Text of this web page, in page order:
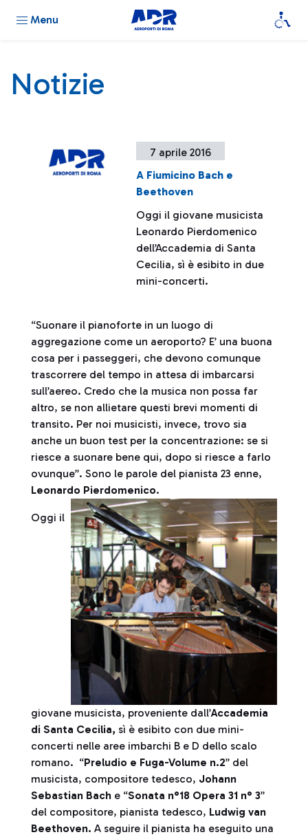
Menu
Notizie
7 aprile 2016
A Fiumicino Bach e
Beethoven
Oggi il giovane musicista
Leonardo Pierdomenico
dell’Accademia di Santa
Cecilia, sì è esibito in due
mini-concerti.
“Suonare il pianoforte in un luogo di
aggregazione come un aeroporto? E’ una buona
cosa per i passeggeri, che devono comunque
trascorrere del tempo in attesa di imbarcarsi
sull’aereo. Credo che la musica non possa far
altro, se non allietare questi brevi momenti di
transito. Per noi musicisti, invece, trovo sia
anche un buon test per la concentrazione: se si
riesce a suonare bene qui, dopo si riesce a farlo
ovunque”. Sono le parole del pianista 23 enne,
Leonardo Pierdomenico.
Oggi il
giovane musicista, proveniente dall’Accademia
di Santa Cecilia, sì è esibito con due mini-
concerti nelle aree imbarchi B e D dello scalo
romano. “Preludio e Fuga-Volume n.2” del
musicista, compositore tedesco, Johann
Sebastian Bach e “Sonata n°18 Opera 31 n° 3”
del compositore, pianista tedesco, Ludwig van
Beethoven. A seguire il pianista ha eseguito una